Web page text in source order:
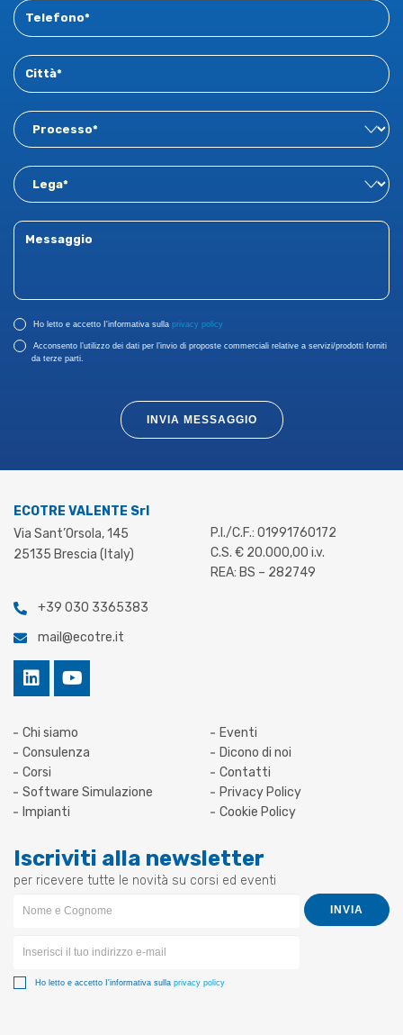
Ho letto e accetto I'informativa sulla privacy policy
Acconsento l’utilizzo dei dati per l’invio di proposte commerciali relative a servizi/prodotti forniti
da terze parti.
INVIA MESSAGGIO
ECOTRE VALENTE Srl
Via Sant’Orsola, 145
25135 Brescia (Italy)
+39 030 3365383
mail@ecotre.it
P.I./C.F.: 01991760172
C.S. € 20.000,00 i.v.
REA: BS – 282749
Chi siamo
Consulenza
Corsi
Software Simulazione
Impianti
Eventi
Dicono di noi
Contatti
Privacy Policy
Cookie Policy
Iscriviti alla newsletter
per ricevere tutte le novità su corsi ed eventi
Ho letto e accetto I'informativa sulla privacy policy
INVIA